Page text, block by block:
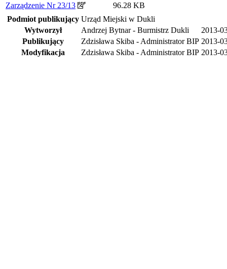
Zarządzenie Nr 23/13
96.28 KB
Podmiot publikujący Urząd Miejski w Dukli
Wytworzył
Andrzej Bytnar - Burmistrz Dukli
2013-
Publikujący
Zdzisława Skiba - Administrator BIP 2013-
Modyfikacja
Zdzisława Skiba - Administrator BIP 2013-